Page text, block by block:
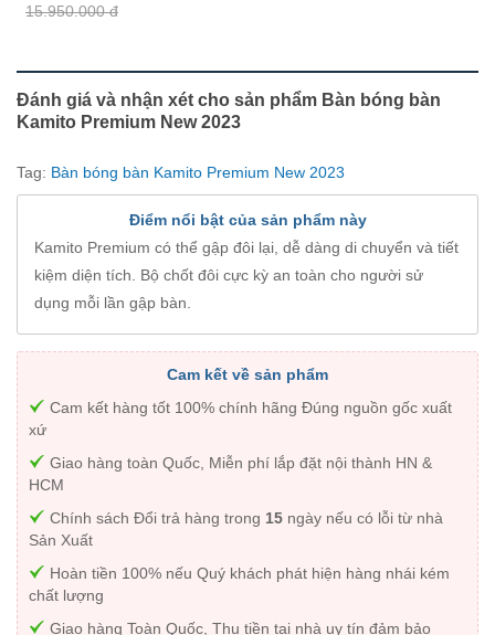
15.950.000 đ
Đánh giá và nhận xét cho sản phẩm Bàn bóng bàn
Kamito Premium New 2023
Tag: Bàn bóng bàn Kamito Premium New 2023
Điểm nổi bật của sản phẩm này
Kamito Premium có thể gập đôi lại, dễ dàng di chuyển và tiết
kiệm diện tích. Bộ chốt đôi cực kỳ an toàn cho người sử
dụng mỗi lần gập bàn.
Cam kết về sản phẩm
Cam kết hàng tốt 100% chính hãng Đúng nguồn gốc xuất
xứ
Giao hàng toàn Quốc, Miễn phí lắp đặt nội thành HN &
HCM
Chính sách Đổi trả hàng trong 15 ngày nếu có lỗi từ nhà
Sản Xuất
Hoàn tiền 100% nếu Quý khách phát hiện hàng nhái kém
chất lượng
Giao hàng Toàn Quốc, Thu tiền tại nhà uy tín đảm bảo